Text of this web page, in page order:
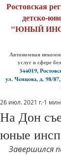
Ростовская
детско-
"ЮНЫЙ
Автономная
услуг в сфере
344019,
ул. Ченцова, д. 98/
На Дон
юные
26 июл. 2021 г. 1
Завершился